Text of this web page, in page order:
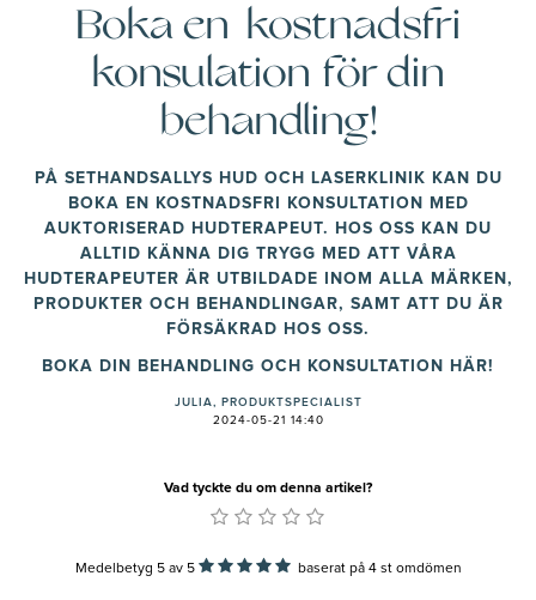
Boka en kostnadsfri
konsulation för din
behandling!
PÅ SETHANDSALLYS HUD OCH LASERKLINIK KAN DU
BOKA EN KOSTNADSFRI KONSULTATION MED
AUKTORISERAD HUDTERAPEUT. HOS OSS KAN DU
ALLTID KÄNNA DIG TRYGG MED ATT VÅRA
HUDTERAPEUTER ÄR UTBILDADE INOM ALLA MÄRKEN,
PRODUKTER OCH BEHANDLINGAR, SAMT ATT DU ÄR
FÖRSÄKRAD HOS OSS.
BOKA DIN BEHANDLING OCH KONSULTATION HÄR!
JULIA, PRODUKTSPECIALIST
2024-05-21 14:40
Vad tyckte du om denna artikel?
Medelbetyg 5av 5 baserat på 4st omdömen